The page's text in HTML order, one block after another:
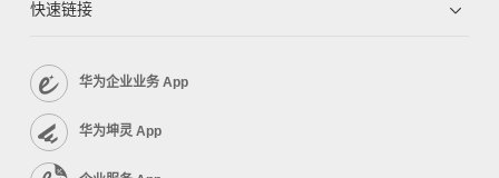
快速链接
华为企业业务 App
华为坤灵 App